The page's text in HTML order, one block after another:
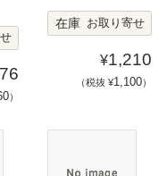
）
在庫 お取り寄せ
¥1,210
（税抜 ¥1,100）